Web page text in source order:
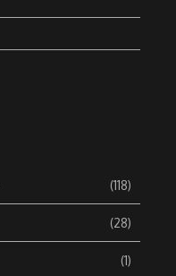
(118)
(28)
(1)